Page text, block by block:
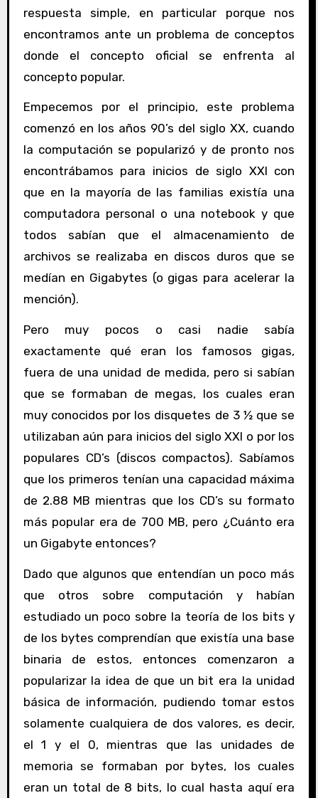
respuesta simple, en particular porque nos
encontramos ante un problema de conceptos
donde el concepto oficial se enfrenta al
concepto popular.
Empecemos por el principio, este problema
comenzó en los años 90’s del siglo XX, cuando
la computación se popularizó y de pronto nos
encontrábamos para inicios de siglo XXI con
que en la mayoría de las familias existía una
computadora personal o una notebook y que
todos sabían que el almacenamiento de
archivos se realizaba en discos duros que se
medían en Gigabytes (o gigas para acelerar la
mención).
Pero muy pocos o casi nadie sabía
exactamente qué eran los famosos gigas,
fuera de una unidad de medida, pero si sabían
que se formaban de megas, los cuales eran
muy conocidos por los disquetes de 3 ½ que se
utilizaban aún para inicios del siglo XXI o por los
populares CD’s (discos compactos). Sabíamos
que los primeros tenían una capacidad máxima
de 2.88 MB mientras que los CD’s su formato
más popular era de 700 MB, pero ¿Cuánto era
un Gigabyte entonces?
Dado que algunos que entendían un poco más
que otros sobre computación y habían
estudiado un poco sobre la teoría de los bits y
de los bytes comprendían que existía una base
binaria de estos, entonces comenzaron a
popularizar la idea de que un bit era la unidad
básica de información, pudiendo tomar estos
solamente cualquiera de dos valores, es decir,
el 1 y el 0, mientras que las unidades de
memoria se formaban por bytes, los cuales
eran un total de 8 bits, lo cual hasta aquí era